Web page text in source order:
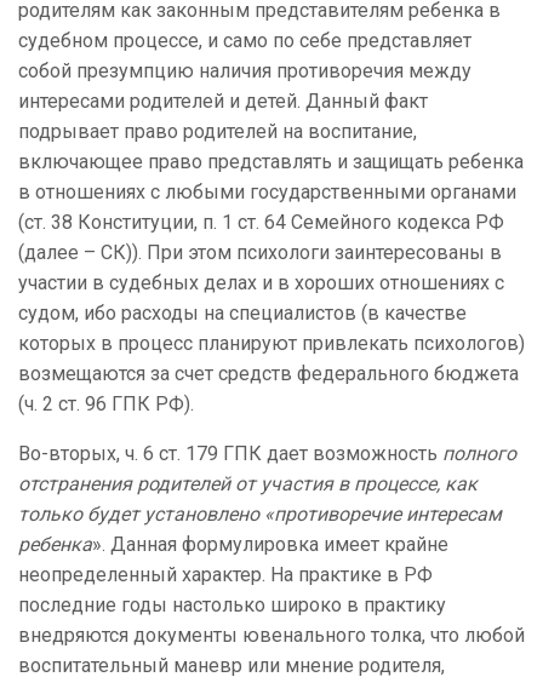
родителям как законным представителям ребенка в
судебном процессе, и само по себе представляет
собой презумпцию наличия противоречия между
интересами родителей и детей. Данный факт
подрывает право родителей на воспитание,
включающее право представлять и защищать ребенка
в отношениях с любыми государственными органами
(ст. 38 Конституции, п. 1 ст. 64 Семейного кодекса РФ
(далее – СК)). При этом психологи заинтересованы в
участии в судебных делах и в хороших отношениях с
судом, ибо расходы на специалистов (в качестве
которых в процесс планируют привлекать психологов)
возмещаются за счет средств федерального бюджета
(ч. 2 ст. 96 ГПК РФ).
Во-вторых, ч. 6 ст. 179 ГПК дает возможность полного
отстранения родителей от участия в процессе, как
только будет установлено «противоречие интересам
ребенка». Данная формулировка имеет крайне
неопределенный характер. На практике в РФ
последние годы настолько широко в практику
внедряются документы ювенального толка, что любой
воспитательный маневр или мнение родителя,